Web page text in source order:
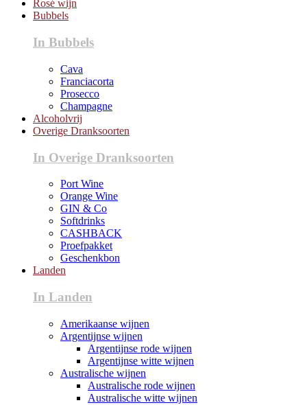
Rosé wijn
Bubbels
In Bubbels
Cava
Franciacorta
Prosecco
Champagne
Alcoholvrij
Overige Dranksoorten
In Overige Dranksoorten
Port Wine
Orange Wine
GIN & Co
Softdrinks
CASHBACK
Proefpakket
Geschenkbon
Landen
In Landen
Amerikaanse wijnen
Argentijnse wijnen
Argentijnse rode wijnen
Argentijnse witte wijnen
Australische wijnen
Australische rode wijnen
Australische witte wijnen